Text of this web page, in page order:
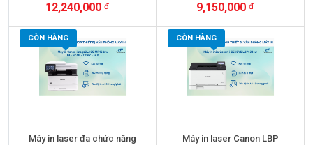
12,240,000+ VAT 9,150,000+ VAT
CÒN HÀNG
Máy in laser đa chức năng
CÒN HÀNG
Máy in laser Canon LBP